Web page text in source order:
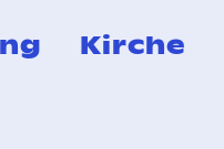
Kirche